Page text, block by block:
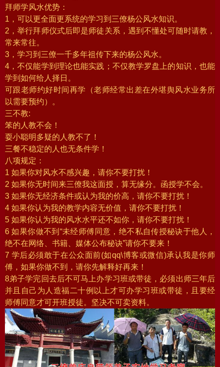
拜师学风水优势：
1，可以更全面更系统的学习到三僚杨公风水知识。
2，举行拜师仪式后即是师徒关系，遇到不懂处可随时请教，
常来常往。
3，学习到三僚一千多年祖传下来的杨公风水。
4，不仅能学到理论也能实践；不仅教学罗盘上的知识，也能
学到如何给人择日。
可跟老师约好时间再学（老师经常出差在外堪舆风水业务所
以需要预约）。
三不教:
笨的人教不会！
耍小聪明多疑的人教不了！
三餐不稳定的人也无条件学！
八项规定：
1 如果你对风水不感兴趣，请你不要打扰！
2 如果你无时间来三僚我这面授，算无缘分。函授学不会。
3 如果你无经济条件或认为我的价高，请你不要打扰！
4 如果你认为我的教学内容无价值，请你不要打扰！
5 如果你认为我的风水水平还不如你，请你不要打扰！
6 如果你做不到“未经师傅同意，绝不私自传授秘诀于他人，
绝不在网络、书籍、媒体公布秘诀”请你不要来！
7 学后必须敢于在公众面前(如qq\博客或微信)承认我是你师
傅，如果你做不到，请你先解释好再来！
8弟子学完回去后不可马上办学习班或带徒，必须出师三年后
并且自己为人造福二十例以上才可办学习班或带徒，且要经
师傅同意才可开班授徒。坚决不可卖资料。